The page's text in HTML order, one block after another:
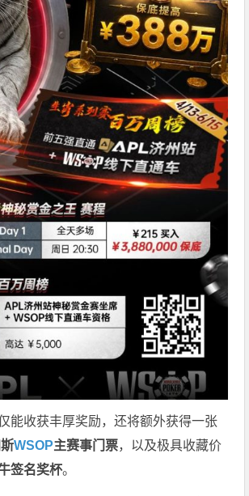
能收获丰厚奖励，还将额外获得一张
WSOP主赛事门票，以及极具收藏价
签名奖杯。